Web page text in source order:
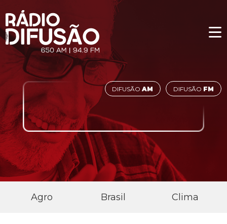
DIFUSÃOAM DIFUSÃO FM
Agro Brasil Clima